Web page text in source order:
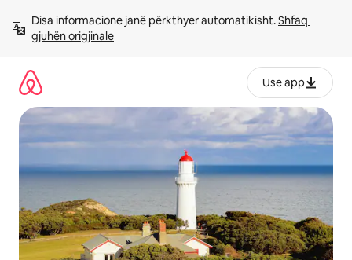
përmbajtja
Disa informacione janë përkthyer automatikisht. Shfaq
gjuhën origjinale
Use app